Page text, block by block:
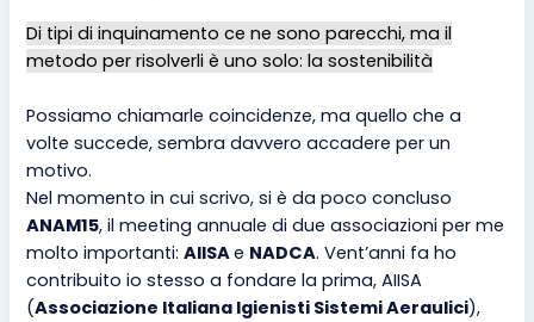
Di tipi di inquinamento ce ne sono parecchi, ma il
metodo per risolverli è uno solo: la sostenibilità
Possiamo chiamarle coincidenze, ma quello che a
volte succede, sembra davvero accadere per un
motivo.
Nel momento in cui scrivo, si è da poco concluso
ANAM15, il meeting annuale di due associazioni per me
molto importanti:AIISAe NADCA. Vent’anni fa ho
contribuito io stesso a fondare la prima, AIISA
(Associazione Italiana Igienisti Sistemi Aeraulici),